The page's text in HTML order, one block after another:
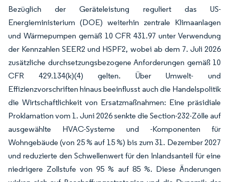
Bezüglich der Geräteleistung reguliert das US-
Energieministerium (DOE) weiterhin zentrale Klimaanlagen
und Wärmepumpen gemäß 10 CFR 431.97 unter Verwendung
der Kennzahlen SEER2 und HSPF2, wobei ab dem 7. Juli 2026
zusätzliche durchsetzungsbezogene Anforderungen gemäß 10
CFR 429.134(k)(4) gelten. Über Umwelt- und
Effizienzvorschriften hinaus beeinflusst auch die Handelspolitik
die Wirtschaftlichkeit von Ersatzmaßnahmen: Eine präsidiale
Proklamation vom 1. Juni 2026 senkte die Section-232-Zölle auf
ausgewählte HVAC-Systeme und -Komponenten für
Wohngebäude (von 25 % auf 15 %) bis zum 31. Dezember 2027
und reduzierte den Schwellenwert für den Inlandsanteil für eine
niedrigere Zollstufe von 95 % auf 85 %. Diese Änderungen